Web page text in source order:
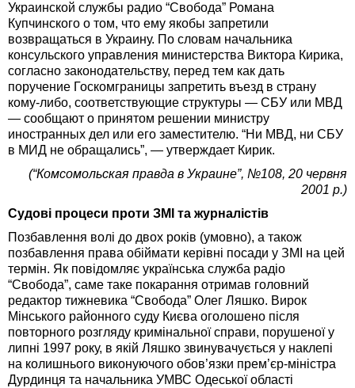
Украинской службы радио “Свобода” Романа
Купчинского о том, что ему якобы запретили
возвращаться в Украину. По словам начальника
консульского управления министерства Виктора Кирика,
согласно законодательству, перед тем как дать
поручение Госкомграницы запретить въезд в страну
кому-либо, соответствующие структуры — СБУ или МВД
— сообщают о принятом решении министру
иностранных дел или его заместителю. “Ни МВД, ни СБУ
в МИД не обращались”, — утверждает Кирик.
(“Комсомольская правда в Украине”, №108, 20 червня
2001 р.)
Судові процеси проти ЗМІ та журналістів
Позбавлення волі до двох років (умовно), а також
позбавлення права обіймати керівні посади у ЗМІ на цей
термін. Як повідомляє українська служба радіо
“Свобода”, саме таке покарання отримав головний
редактор тижневика “Свобода” Олег Ляшко. Вирок
Мінського районного суду Києва оголошено після
повторного розгляду кримінальної справи, порушеної у
липні 1997 року, в якій Ляшко звинувачується у наклепі
на колишнього виконуючого обов’язки прем’єр-міністра
Дурдинця та начальника УМВС Одеської області